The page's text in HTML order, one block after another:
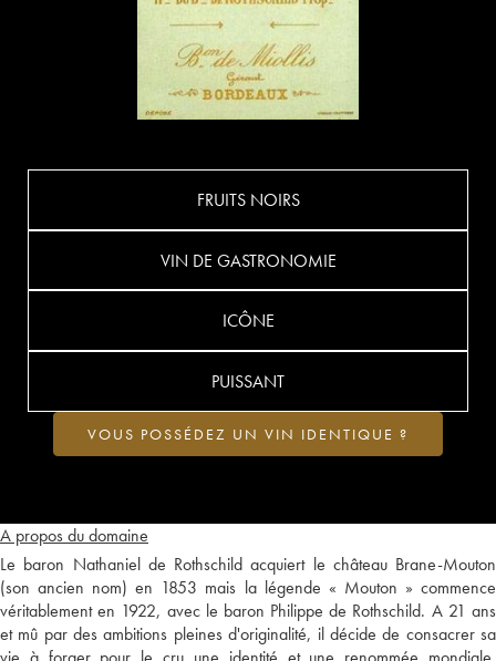
A propos du domaine
Le baron Nathaniel de Rothschild acquiert le château Brane-Mouton
(son ancien nom) en 1853 mais la légende « Mouton » commence
véritablement en 1922, avec le baron Philippe de Rothschild. A 21 ans
et mû par des ambitions pleines d'originalité, il décide de consacrer sa
FRUITS NOIRS
VIN DE GASTRONOMIE
ICÔNE
PUISSANT
VOUS POSSÉDEZ UN VIN IDENTIQUE ?